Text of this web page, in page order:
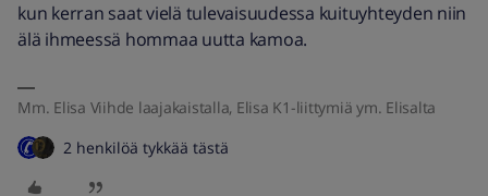
kun kerran saat vielä tulevaisuudessa kuituyhteyden niin
älä ihmeessä hommaa uutta kamoa.
Mm. Elisa Viihde laajakaistalla, Elisa K1-liittymiä ym. Elisalta
2 henkilöä tykkää tästä